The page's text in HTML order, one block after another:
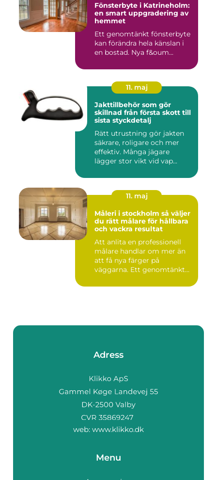
Fönsterbyte i Katrineholm:
en smart uppgradering av
hemmet
Ett genomtänkt fönsterbyte
kan förändra hela känslan i
en bostad. Nya f&oum...
11. maj
Jakttillbehör som gör
skillnad från första skott till
sista styckdetalj
Rätt utrustning gör jakten
säkrare, roligare och mer
effektiv. Många jägare
lägger stor vikt vid vap...
11. maj
Måleri i stockholm så väljer
du rätt målare för hållbara
och vackra resultat
Att anlita en professionell
målare handlar om mer än
att få nya färger på
väggarna. Ett genomtänkt
Adress
web: www.klikko.dk
Menu